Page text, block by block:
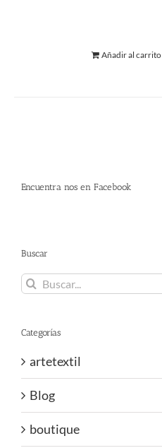
Añadir al carrito
Encuentra nos en Facebook
Buscar
Buscar:
Categorías
artetextil
Blog
boutique